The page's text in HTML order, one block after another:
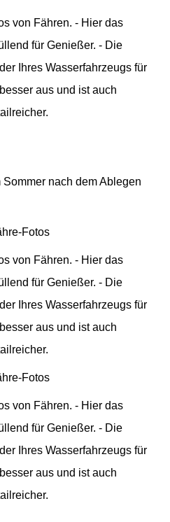
von Fähren. - Hier das
für Genießer. - Die
Ihres Wasserfahrzeugs für
aus und ist auch
nach dem Ablegen
von Fähren. - Hier das
für Genießer. - Die
Ihres Wasserfahrzeugs für
aus und ist auch
von Fähren. - Hier das
für Genießer. - Die
Ihres Wasserfahrzeugs für
aus und ist auch